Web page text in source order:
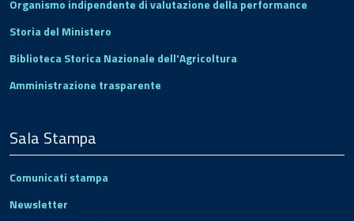
Organismo indipendente di valutazione della performance
Storia del Ministero
Biblioteca Storica Nazionale dell'Agricoltura
Amministrazione trasparente
Sala Stampa
Comunicati stampa
Newsletter